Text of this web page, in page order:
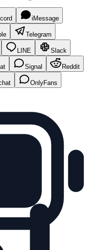
iMessage
Telegram
LINE Slack
Signal Reddit
OnlyFans